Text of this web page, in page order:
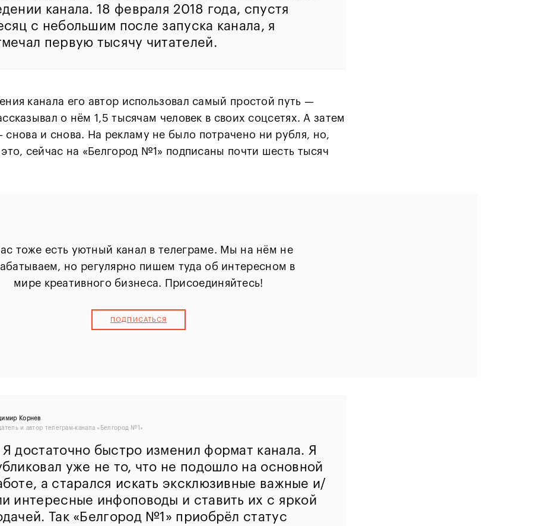
канала. 18 февраля 2018 года, спустя
с небольшим после запуска канала, я
первую тысячу читателей.
канала его автор использовал самый простой путь —
о нём 1,5 тысячам человек в своих соцсетях. А затем
снова и снова. На рекламу не было потрачено ни рубля, но,
сейчас на «Белгород №1» подписаны почти шесть тысяч
тоже есть уютный канал в телеграме. Мы на нём не
но регулярно пишем туда об интересном в
мире креативного бизнеса. Присоединяйтесь!
ПОДПИСАТЬСЯ
Корнев
и автор телеграм-канала «Белгород №1»
Я достаточно быстро изменил формат канала. Я
уже не то, что не подошло на основной
а старался искать эксклюзивные важные и/
интересные инфоповоды и ставить их с яркой
Так «Белгород №1» приобрёл статус